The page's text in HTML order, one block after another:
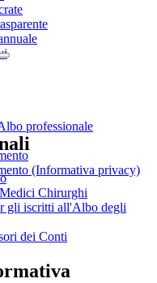
Chirurghi
gli iscritti all'Albo degli
dei Conti
professionale
(Informativa privacy)